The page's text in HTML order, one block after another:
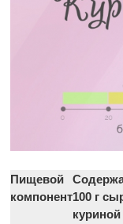
Пищевой
компонент100 г
куриной